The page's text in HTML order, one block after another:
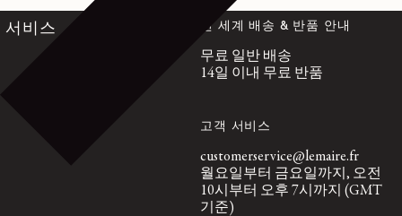
서비스 전 세계 배송 & 반품 안내
무료 일반 배송
14일 이내 무료 반품
고객 서비스
customerservice@lemaire.fr
월요일부터 금요일까지, 오전
10시부터 오후 7시까지 (GMT
기준)